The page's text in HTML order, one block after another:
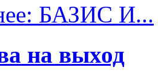
БАЗИС И...
на выход